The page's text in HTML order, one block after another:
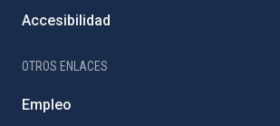
Accesibilidad
OTROS ENLACES
Empleo